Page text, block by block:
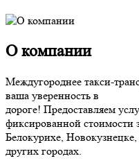
О компании
Междугороднее такси-
ваша уверенность в
дороге! Предоставляем
фиксированной стоимости
Белокурихе,
других городах.